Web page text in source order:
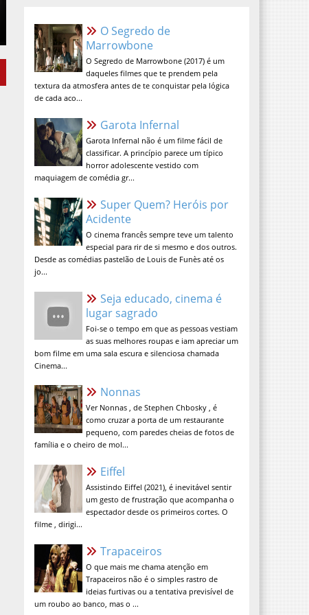
O Segredo de Marrowbone
O Segredo de Marrowbone (2017) é um
daqueles filmes que te prendem pela
textura da atmosfera antes de te
conquistar pela lógica de cada aco...
Garota Infernal não é um filme fácil de
classificar. A princípio parece um típico
horror adolescente vestido com
maquiagem de comédia gr...
Acidente
O cinema francês sempre teve um talento
especial para rir de si mesmo e dos outros.
Desde as comédias pastelão de Louis de Funès até os
jo...
sagrado
Foi-se o tempo em que as pessoas vestiam
as suas melhores roupas e iam apreciar um
bom filme em uma sala escura e silenciosa chamada
Cinema...
Ver Nonnas , de Stephen Chbosky , é
como cruzar a porta de um restaurante
pequeno, com paredes cheias de fotos de
família e o cheiro de mol...
Assistindo Eiffel (2021), é inevitável sentir
um gesto de frustração que acompanha o
espectador desde os primeiros cortes. O
filme , dirigi...
O que mais me chama atenção em
Trapaceiros não é o simples rastro de
ideias furtivas ou a tentativa previsível de
um roubo ao banco, mas o ...